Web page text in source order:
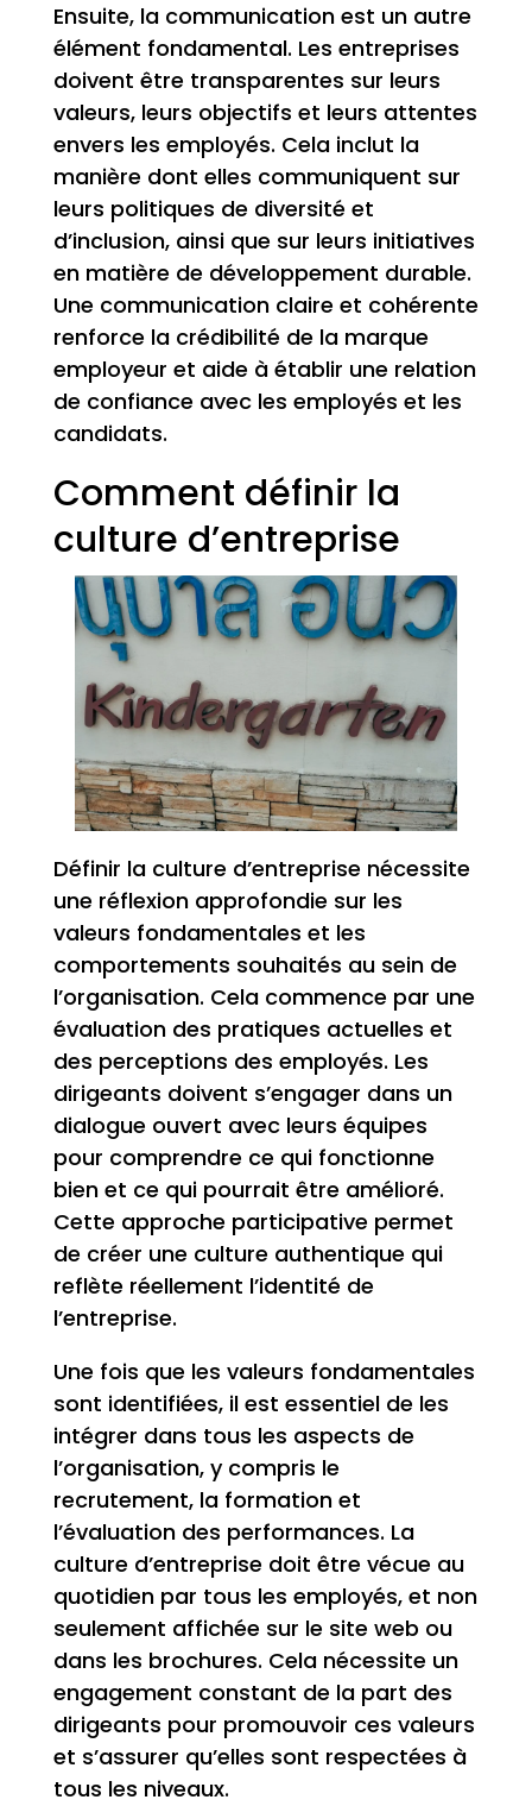
Ensuite, la communication est un autre
élément fondamental. Les entreprises
doivent être transparentes sur leurs
valeurs, leurs objectifs et leurs attentes
envers les employés. Cela inclut la
manière dont elles communiquent sur
leurs politiques de diversité et
d’inclusion, ainsi que sur leurs initiatives
en matière de développement durable.
Une communication claire et cohérente
renforce la crédibilité de la marque
employeur et aide à établir une relation
de confiance avec les employés et les
candidats.
Comment définir la
culture d’entreprise
Définir la culture d’entreprise nécessite
une réflexion approfondie sur les
valeurs fondamentales et les
comportements souhaités au sein de
l’organisation. Cela commence par une
évaluation des pratiques actuelles et
des perceptions des employés. Les
dirigeants doivent s’engager dans un
dialogue ouvert avec leurs équipes
pour comprendre ce qui fonctionne
bien et ce qui pourrait être amélioré.
Cette approche participative permet
de créer une culture authentique qui
reflète réellement l’identité de
l’entreprise.
Une fois que les valeurs fondamentales
sont identifiées, il est essentiel de les
intégrer dans tous les aspects de
l’organisation, y compris le
recrutement, la formation et
l’évaluation des performances. La
culture d’entreprise doit être vécue au
quotidien par tous les employés, et non
seulement affichée sur le site web ou
dans les brochures. Cela nécessite un
engagement constant de la part des
dirigeants pour promouvoir ces valeurs
et s’assurer qu’elles sont respectées à
tous les niveaux.